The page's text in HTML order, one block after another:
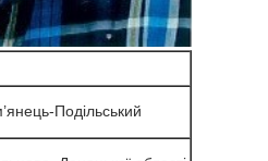
Подільський